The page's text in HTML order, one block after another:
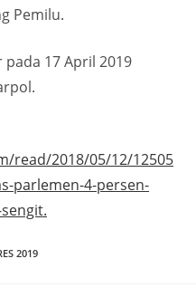
Pemilu.
17 April 2019
read/2018/05/12/12505
parlemen-4-persen-
2019